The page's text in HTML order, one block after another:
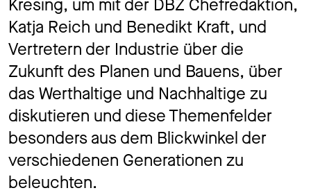
Kresing, um mit der DBZ Chefredaktion,
Katja Reich und Benedikt Kraft, und
Vertretern der Industrie über die
Zukunft des Planen und Bauens, über
das Werthaltige und Nachhaltige zu
diskutieren und diese Themenfelder
besonders aus dem Blickwinkel der
verschiedenen Generationen zu
beleuchten.